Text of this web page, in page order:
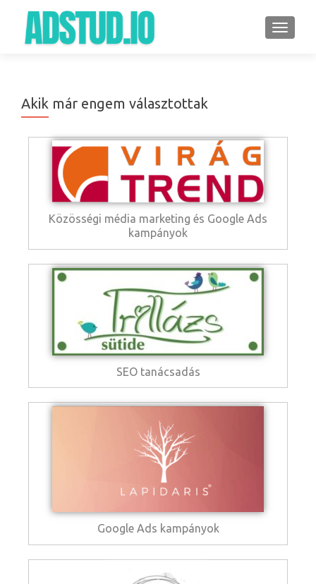
Akik már engem választottak
Közösségi média marketing és Google Ads
kampányok
SEO tanácsadás
Google Ads kampányok